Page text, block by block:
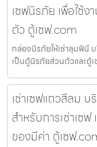
เซฟนิรภัย เพื่อใช้
ตัว ตู้เซฟ.com
กล่องนิรภัยให้เช่าลุมพินี
เป็นตู้นิรภัยส่วนตัวและตู้
เช่าเซฟแถวสีลม
สำหรับการเช่าเซ
ของมีค่า ตู้เซฟ